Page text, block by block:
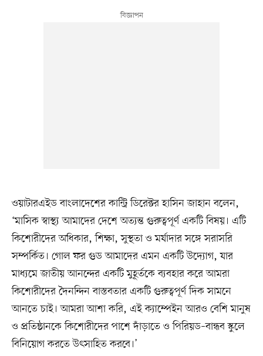
ওয়াটারএইড বাংলাদেশের কান্ট্রি ডিরেক্টর হাসিন জাহান বলেন,
‘মাসিক স্বাস্থ্য আমাদের দেশে অত্যন্ত গুরুত্বপূর্ণ একটি বিষয়। এটি
কিশোরীদের অধিকার, শিক্ষা, সুস্থতা ও মর্যাদার সঙ্গে সরাসরি
সম্পর্কিত। গোল ফর গুড আমাদের এমন একটি উদ্যোগ, যার
মাধ্যমে জাতীয় আনন্দের একটি মুহূর্তকে ব্যবহার করে আমরা
কিশোরীদের দৈনন্দিন বাস্তবতার একটি গুরুত্বপূর্ণ দিক সামনে
আনতে চাই। আমরা আশা করি, এই ক্যাম্পেইন আরও বেশি মানুষ
ও প্রতিষ্ঠানকে কিশোরীদের পাশে দাঁড়াতে ও পিরিয়ড–বান্ধব স্কুলে
বিনিয়োগ করতে উৎসাহিত করবে।’